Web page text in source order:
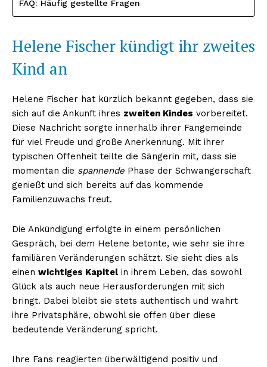
FAQ: Häufig gestellte Fragen
Helene Fischer kündigt ihr zweites
Kind an
Helene Fischer hat kürzlich bekannt gegeben, dass sie
sich auf die Ankunft ihres zweiten Kindes vorbereitet.
Diese Nachricht sorgte innerhalb ihrer Fangemeinde
für viel Freude und große Anerkennung. Mit ihrer
typischen Offenheit teilte die Sängerin mit, dass sie
momentan die spannende Phase der Schwangerschaft
genießt und sich bereits auf das kommende
Familienzuwachs freut.
Die Ankündigung erfolgte in einem persönlichen
Gespräch, bei dem Helene betonte, wie sehr sie ihre
familiären Veränderungen schätzt. Sie sieht dies als
einen wichtiges Kapitel in ihrem Leben, das sowohl
Glück als auch neue Herausforderungen mit sich
bringt. Dabei bleibt sie stets authentisch und wahrt
ihre Privatsphäre, obwohl sie offen über diese
bedeutende Veränderung spricht.
Ihre Fans reagierten überwältigend positiv und